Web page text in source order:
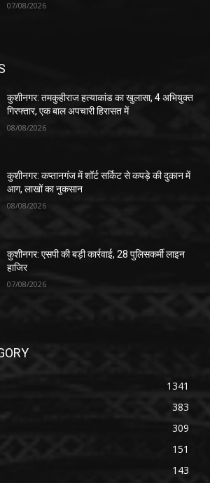
07/08/2026
कुशीनगर: तमकुहीराज हत्याकांड का खुलासा, 4 अभियुक्त
गिरफ्तार, एक बाल अपचारी हिरासत में
08/08/2026
कुशीनगर: कप्तानगंज में शॉर्ट सर्किट से कपड़े की दुकान में
आग, लाखों का नुकसान
08/08/2026
कुशीनगर: एसपी की बड़ी कार्रवाई, 28 पुलिसकर्मी लाइन
हाजिर
07/08/2026
1341
383
309
151
143